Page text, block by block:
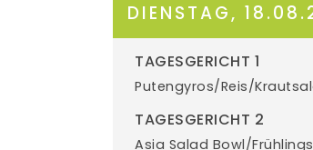
DIENSTAG,
TAGESGERICHT 1
Putengyros/Reis/
TAGESGERICHT 2
Asia Salad Bowl/